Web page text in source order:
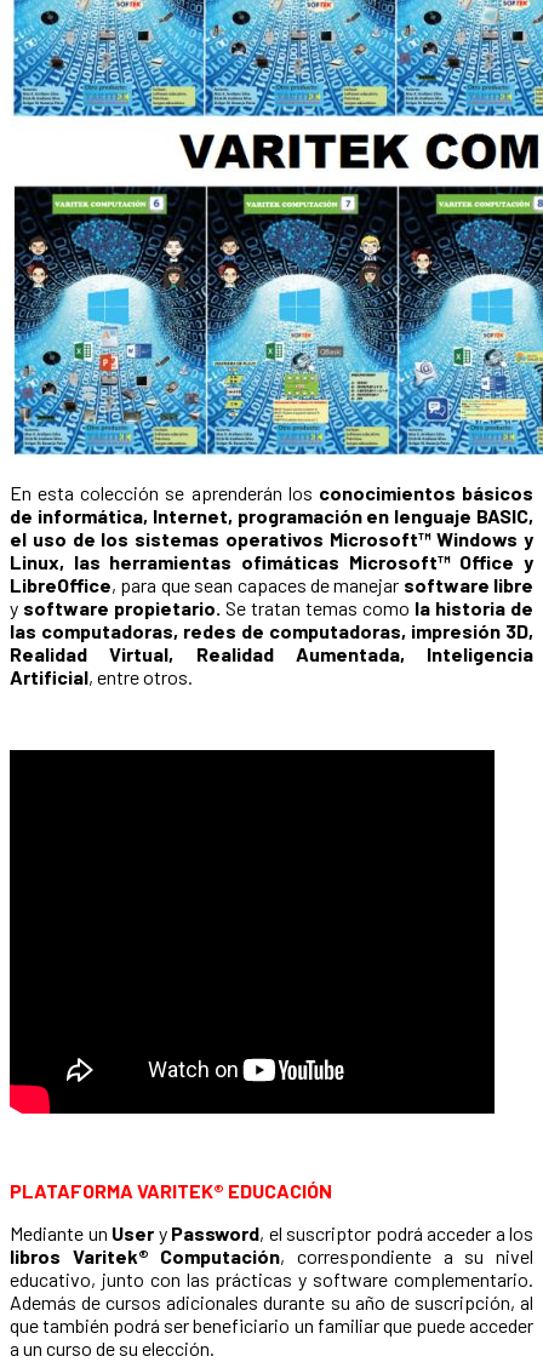
En esta colección se aprenderán los conocimientos básicos
de informática, Internet, programación en lenguaje BASIC,
el uso de los sistemas operativos Microsoft™ Windows y
Linux, las herramientas ofimáticas Microsoft™ Office y
LibreOffice, para que sean capaces de manejar software libre
y software propietario. Se tratan temas como la historia de
las computadoras, redes de computadoras, impresión 3D,
Realidad Virtual, Realidad Aumentada, Inteligencia
Artificial, entre otros.
PLATAFORMA VARITEK® EDUCACIÓN
Mediante un User y Password, el suscriptor podrá acceder a los
libros Varitek® Computación, correspondiente a su nivel
educativo, junto con las prácticas y software complementario.
Además de cursos adicionales durante su año de suscripción, al
que también podrá ser beneficiario un familiar que puede acceder
a un curso de su elección.